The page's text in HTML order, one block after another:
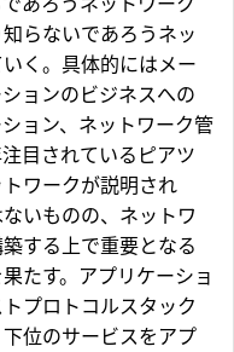
らないであろうネッ
く。具体的にはメー
ョンのビジネスへの
ョン、ネットワーク管
目されているピアツ
ワークが説明され
いものの、ネットワ
する上で重要となる
たす。アプリケーショ
プロトコルスタック
位のサービスをアプ